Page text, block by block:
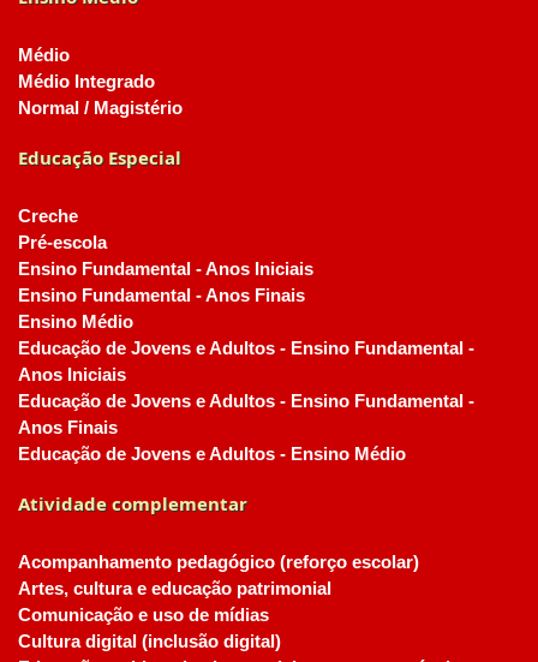
Médio
Médio Integrado
Normal / Magistério
Educação Especial
Creche
Pré-escola
Ensino Fundamental - Anos Iniciais
Ensino Fundamental - Anos Finais
Ensino Médio
Educação de Jovens e Adultos - Ensino Fundamental -
Anos Iniciais
Educação de Jovens e Adultos - Ensino Fundamental -
Anos Finais
Educação de Jovens e Adultos - Ensino Médio
Atividade complementar
Acompanhamento pedagógico (reforço escolar)
Artes, cultura e educação patrimonial
Comunicação e uso de mídias
Cultura digital (inclusão digital)